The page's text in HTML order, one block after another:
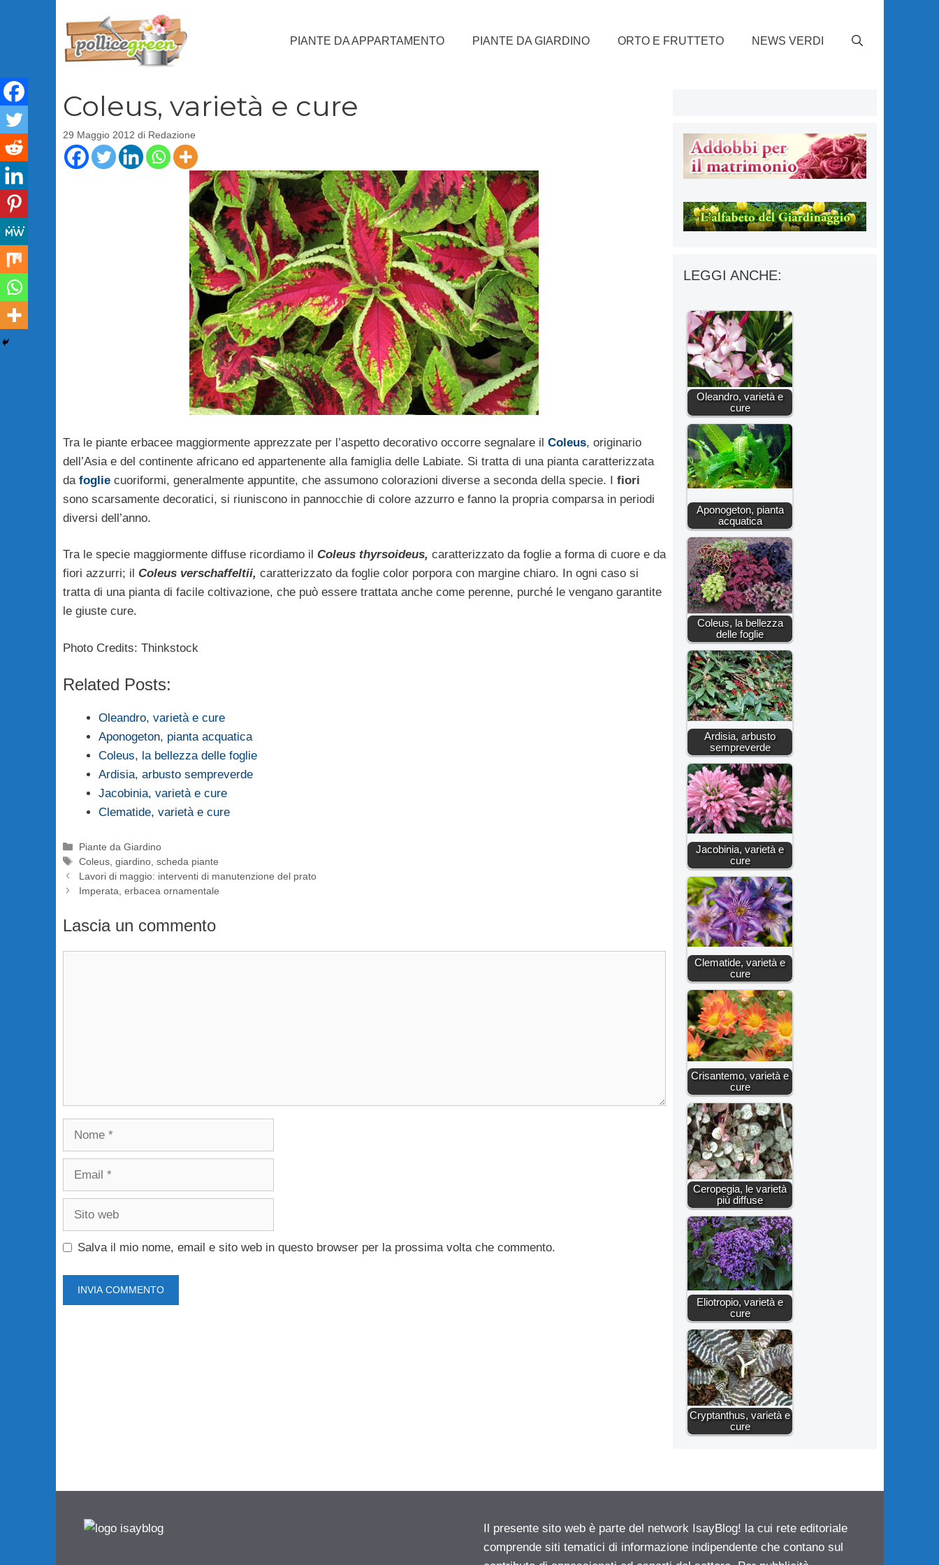
PIANTE DA APPARTAMENTO PIANTE DA GIARDINO ORTO E FRUTTETO NEWS VERDI
Coleus, varietà e cure
29 Maggio 2012 di Redazione
Tra le piante erbacee maggiormente apprezzate per l’aspetto decorativo occorre segnalare il Coleus, originario
dell’Asia e del continente africano ed appartenente alla famiglia delle Labiate. Si tratta di una pianta caratterizzata
da fogliecuoriformi, generalmente appuntite, che assumono colorazioni diverse a seconda della specie. I fiori
sono scarsamente decoratici, si riuniscono in pannocchie di colore azzurro e fanno la propria comparsa in periodi
diversi dell’anno.
Tra le specie maggiormente diffuse ricordiamo il Coleus thyrsoideus, caratterizzato da foglie a forma di cuore e da
fiori azzurri; il Coleus verschaffeltii, caratterizzato da foglie color porpora con margine chiaro. In ogni caso si
tratta di una pianta di facile coltivazione, che può essere trattata anche come perenne, purché le vengano garantite
le giuste cure.
Photo Credits: Thinkstock
Related Posts:
Oleandro, varietà e cure
Aponogeton, pianta acquatica
Coleus, la bellezza delle foglie
Ardisia, arbusto sempreverde
Jacobinia, varietà e cure
Clematide, varietà e cure
Categorie
Piante da Giardino
Tag
Coleus, giardino, scheda piante
Lavori di maggio: interventi di manutenzione del prato
Imperata, erbacea ornamentale
Lascia un commento
Nome
Email
Sito
Salva il mio nome, email e sito web in questo browser per la prossima volta che commento.
LEGGI ANCHE:
Oleandro, varietà e
cure
Aponogeton, pianta
acquatica
Coleus, la bellezza
delle foglie
Ardisia, arbusto
sempreverde
Jacobinia, varietà e
cure
Clematide, varietà e
cure
Crisantemo, varietà e
cure
Ceropegia, le varietà
più diffuse
Eliotropio, varietà e
cure
Cryptanthus, varietà e
cure
Il presente sito web è parte del network IsayBlog! la cui rete editoriale
comprende siti tematici di informazione indipendente che contano sul